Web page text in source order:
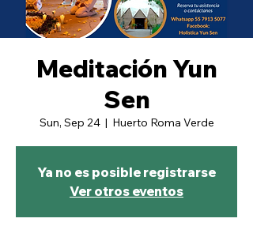
Meditación Yun
Sen
Sun, Sep 24
  |
Huerto Roma Verde
Ya no es posible registrarse
Ver otros eventos